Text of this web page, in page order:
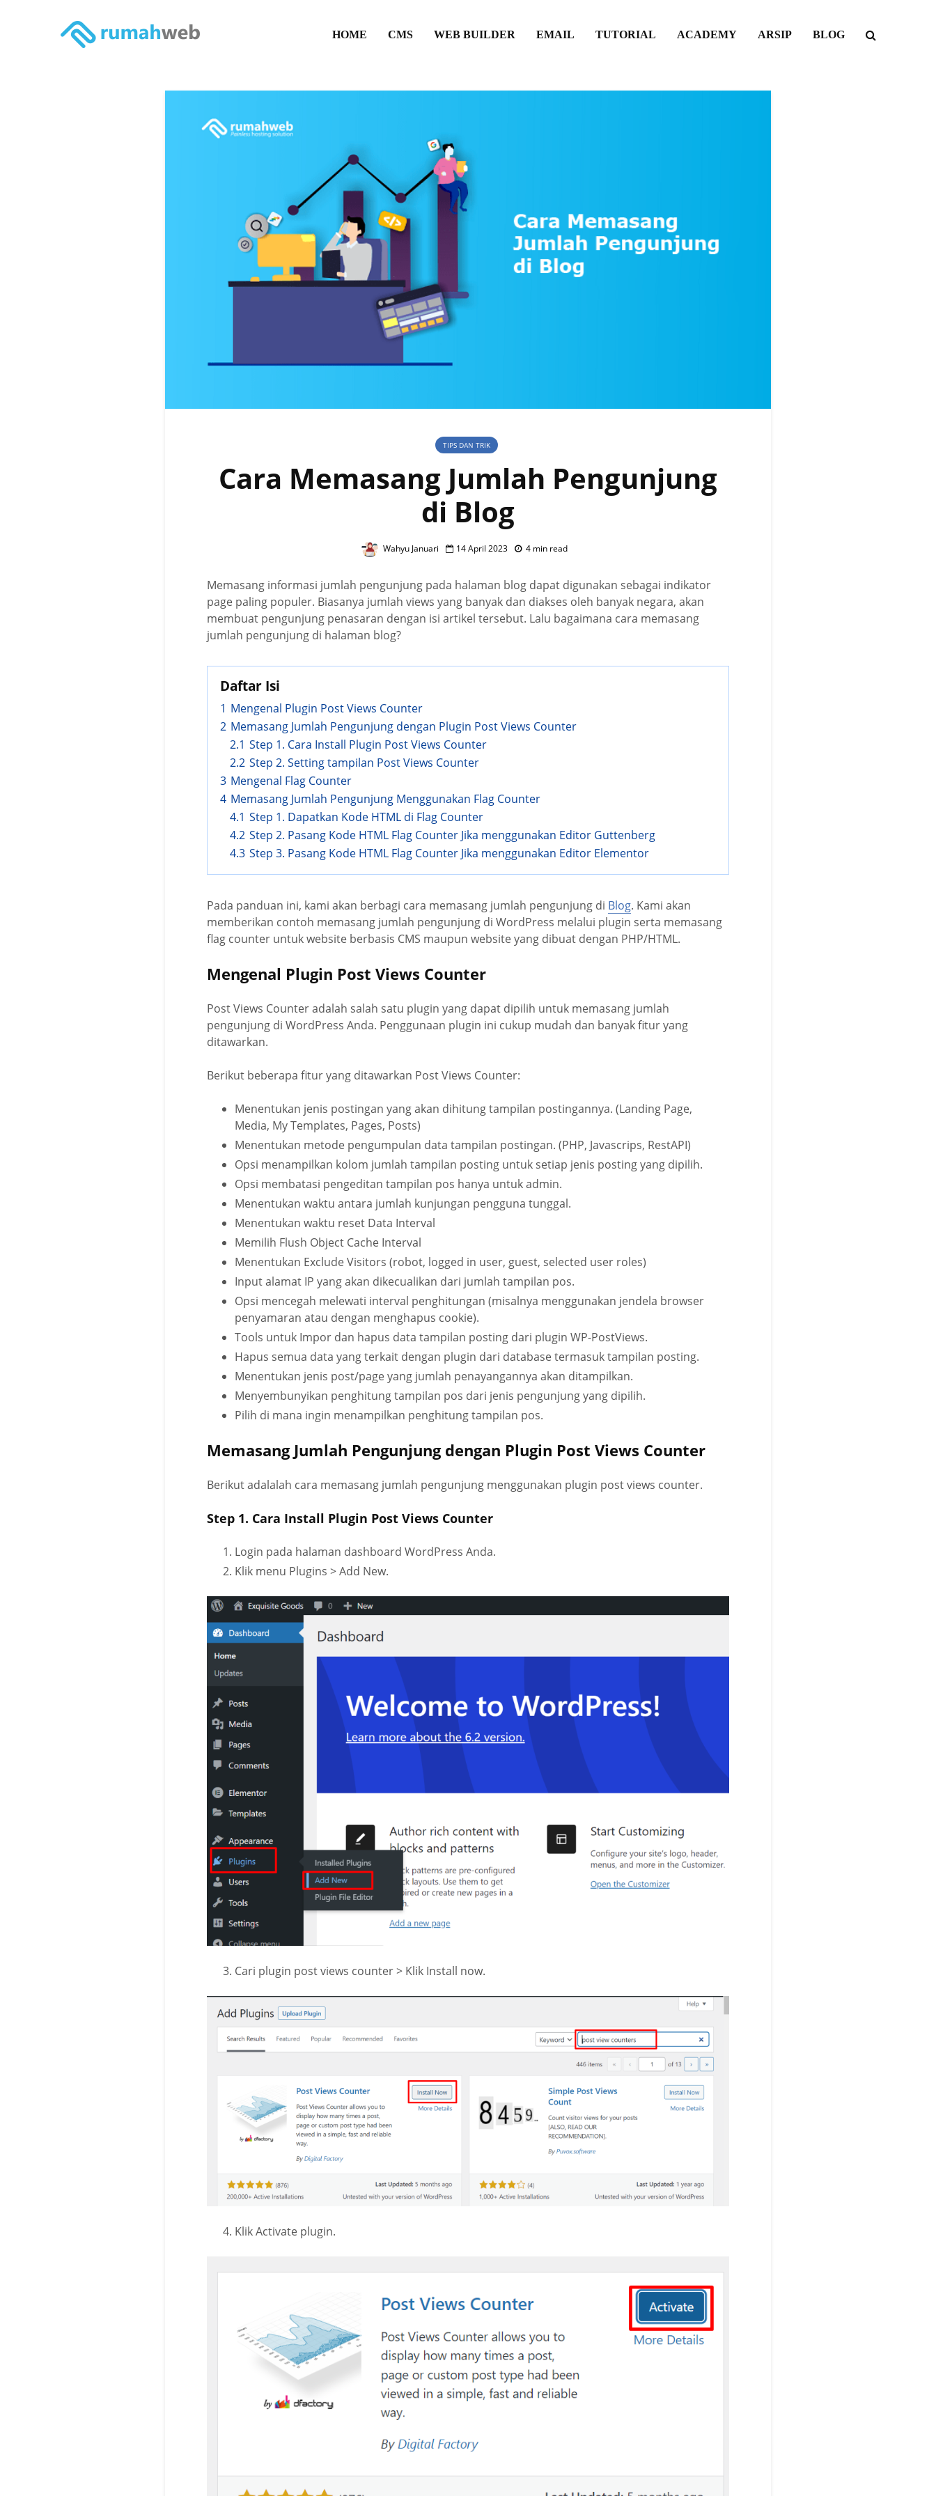
HOME CMS WEB BUILDER EMAIL TUTORIAL ACADEMY ARSIP BLOG
TIPS DAN TRIK
Cara Memasang Jumlah Pengunjung
di Blog
Wahyu Januari 14 April 2023 4 min read
Memasang informasi jumlah pengunjung pada halaman blog dapat digunakan sebagai indikator
page paling populer. Biasanya jumlah views yang banyak dan diakses oleh banyak negara, akan
membuat pengunjung penasaran dengan isi artikel tersebut. Lalu bagaimana cara memasang
jumlah pengunjung di halaman blog?
Daftar Isi
1 Mengenal Plugin Post Views Counter
2 Memasang Jumlah Pengunjung dengan Plugin Post Views Counter
2.1 Step 1. Cara Install Plugin Post Views Counter
2.2 Step 2. Setting tampilan Post Views Counter
3 Mengenal Flag Counter
4 Memasang Jumlah Pengunjung Menggunakan Flag Counter
4.1 Step 1. Dapatkan Kode HTML di Flag Counter
4.2 Step 2. Pasang Kode HTML Flag Counter Jika menggunakan Editor Guttenberg
4.3 Step 3. Pasang Kode HTML Flag Counter Jika menggunakan Editor Elementor
Pada panduan ini, kami akan berbagi cara memasang jumlah pengunjung di Blog. Kami akan
memberikan contoh memasang jumlah pengunjung di WordPress melalui plugin serta memasang
flag counter untuk website berbasis CMS maupun website yang dibuat dengan PHP/HTML.
Mengenal Plugin Post Views Counter
Post Views Counter adalah salah satu plugin yang dapat dipilih untuk memasang jumlah
pengunjung di WordPress Anda. Penggunaan plugin ini cukup mudah dan banyak fitur yang
ditawarkan.
Berikut beberapa fitur yang ditawarkan Post Views Counter:
Menentukan jenis postingan yang akan dihitung tampilan postingannya. (Landing Page,
Media, My Templates, Pages, Posts)
Menentukan metode pengumpulan data tampilan postingan. (PHP, Javascrips, RestAPI)
Opsi menampilkan kolom jumlah tampilan posting untuk setiap jenis posting yang dipilih.
Opsi membatasi pengeditan tampilan pos hanya untuk admin.
Menentukan waktu antara jumlah kunjungan pengguna tunggal.
Menentukan waktu reset Data Interval
Memilih Flush Object Cache Interval
Menentukan Exclude Visitors (robot, logged in user, guest, selected user roles)
Input alamat IP yang akan dikecualikan dari jumlah tampilan pos.
Opsi mencegah melewati interval penghitungan (misalnya menggunakan jendela browser
penyamaran atau dengan menghapus cookie).
Tools untuk Impor dan hapus data tampilan posting dari plugin WP-PostViews.
Hapus semua data yang terkait dengan plugin dari database termasuk tampilan posting.
Menentukan jenis post/page yang jumlah penayangannya akan ditampilkan.
Menyembunyikan penghitung tampilan pos dari jenis pengunjung yang dipilih.
Pilih di mana ingin menampilkan penghitung tampilan pos.
Memasang Jumlah Pengunjung dengan Plugin Post Views Counter
Berikut adalalah cara memasang jumlah pengunjung menggunakan plugin post views counter.
Step 1. Cara Install Plugin Post Views Counter
Login pada halaman dashboard WordPress Anda.
Klik menu Plugins > Add New.
Cari plugin post views counter > Klik Install now.
Klik Activate plugin.